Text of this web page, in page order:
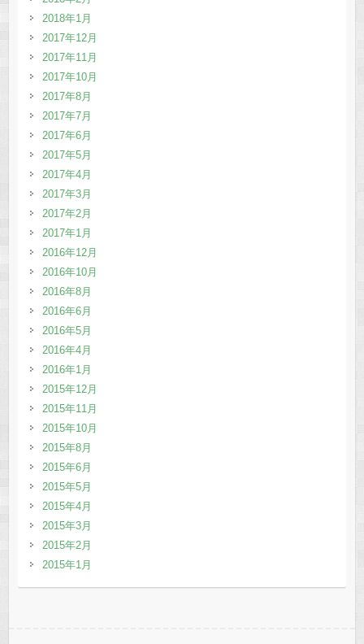
2018年1月
2017年12月
2017年11月
2017年10月
2017年8月
2017年7月
2017年6月
2017年5月
2017年4月
2017年3月
2017年2月
2017年1月
2016年12月
2016年10月
2016年8月
2016年6月
2016年5月
2016年4月
2016年1月
2015年12月
2015年11月
2015年10月
2015年8月
2015年6月
2015年5月
2015年4月
2015年3月
2015年2月
2015年1月